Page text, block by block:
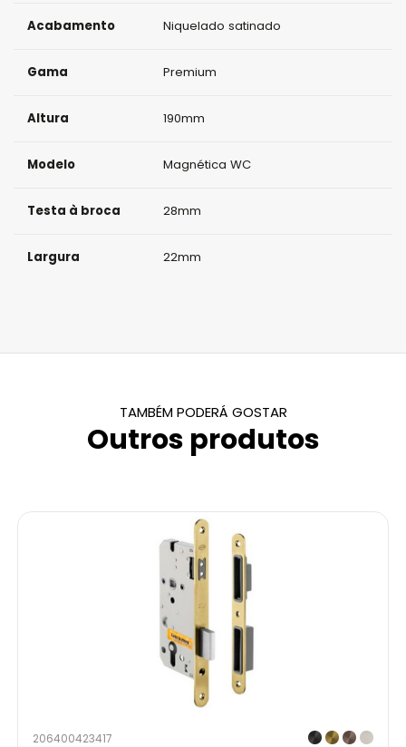
Acabamento Niquelado satinado
Gama Premium
Altura 190mm
Modelo Magnética WC
Testa à broca 28mm
Largura 22mm
TAMBÉM PODERÁ GOSTAR
Outros produtos
206400423417